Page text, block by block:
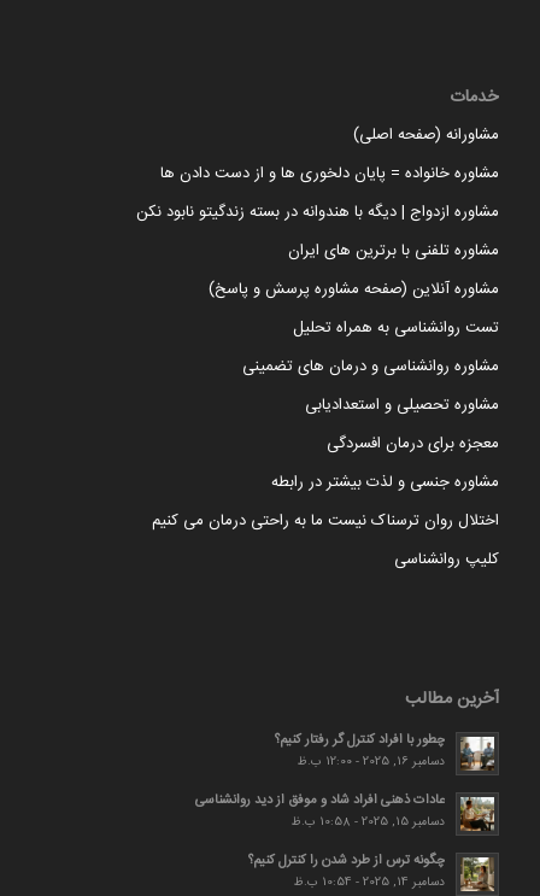
خدمات
مشاورانه (صفحه اصلی)
مشاوره خانواده = پایان دلخوری ها و از دست دادن ها
مشاوره ازدواج | دیگه با هندوانه در بسته زندگیتو نابود نکن
مشاوره تلفنی با برترین های ایران
مشاوره آنلاین (صفحه مشاوره پرسش و پاسخ)
تست روانشناسی به همراه تحلیل
مشاوره روانشناسی و درمان های تضمینی
مشاوره تحصیلی و استعدادیابی
معجزه برای درمان افسردگی
مشاوره جنسی و لذت بیشتر در رابطه
اختلال روان ترسناک نیست ما به راحتی درمان می کنیم
کلیپ روانشناسی
آخرین مطالب
چطور با افراد کنترل گر رفتار کنیم؟
دسامبر 16, 2025 - 12:00 ب.ظ
عادات ذهنی افراد شاد و موفق از دید روانشناسی
دسامبر 15, 2025 - 10:58 ب.ظ
چگونه ترس از طرد شدن را کنترل کنیم؟
دسامبر 14, 2025 - 10:54 ب.ظ